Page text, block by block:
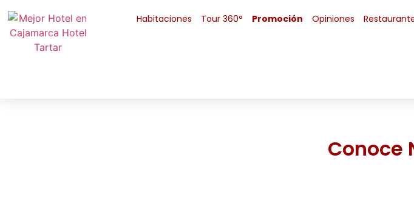
Habitaciones Tour 360° Promoción Opiniones
Conoce